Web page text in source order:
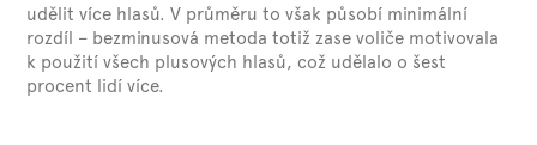
udělit více hlasů. V průměru to však působí minimální
rozdíl – bezminusová metoda totiž zase voliče motivovala
k použití všech plusových hlasů, což udělalo o šest
procent lidí více.